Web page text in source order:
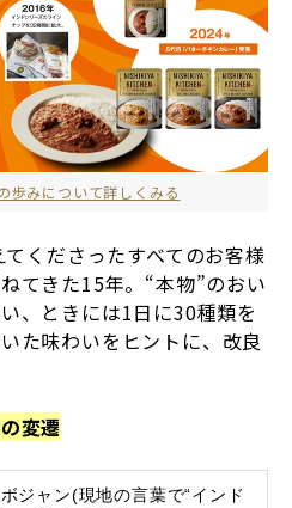
歩みについて詳しくみる
くださったすべてのお客様
てきた15年。“本物”のおい
、ときには1日に30種類を
た味わいをヒントに、改良
変遷
ジャン(現地の言葉で“インド